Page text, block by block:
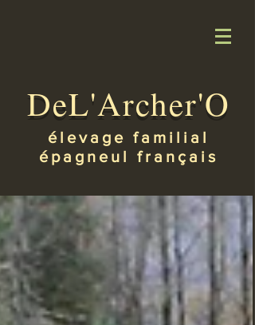
DeL'Archer'O
élevage familial
épagneul français